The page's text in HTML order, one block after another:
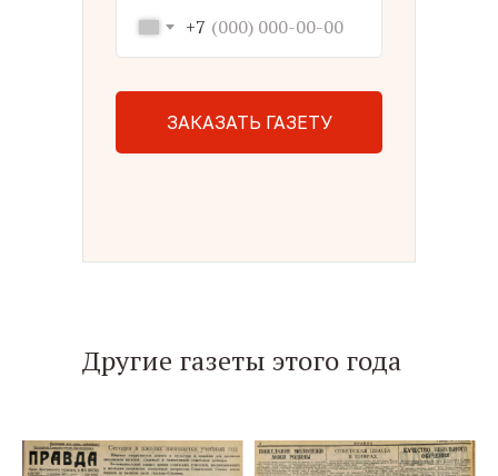
+7
ЗАКАЗАТЬ ГАЗЕТУ
Другие газеты этого года